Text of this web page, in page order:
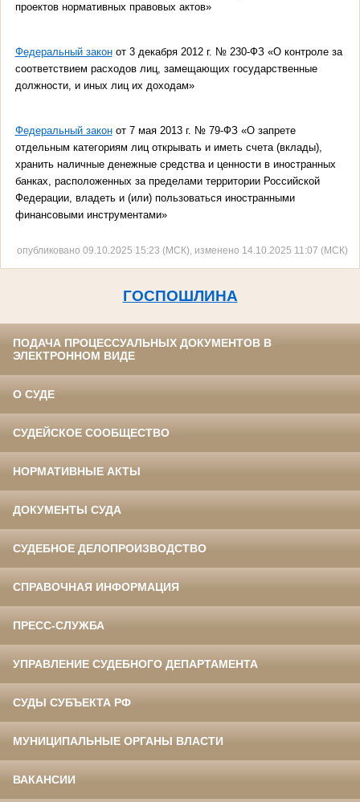
проектов нормативных правовых актов»
Федеральный законот 3 декабря 2012 г. № 230-ФЗ «О контроле за
соответствием расходов лиц, замещающих государственные
должности, и иных лиц их доходам»
Федеральный законот 7 мая 2013 г. № 79-ФЗ «О запрете
отдельным категориям лиц открывать и иметь счета (вклады),
хранить наличные денежные средства и ценности в иностранных
банках, расположенных за пределами территории Российской
Федерации, владеть и (или) пользоваться иностранными
финансовыми инструментами»
опубликовано 09.10.2025 15:23 (МСК), изменено 14.10.2025 11:07 (МСК)
ГОСПОШЛИНА
ПОДАЧА ПРОЦЕССУАЛЬНЫХ ДОКУМЕНТОВ В
ЭЛЕКТРОННОМ ВИДЕ
О СУДЕ
СУДЕЙСКОЕ СООБЩЕСТВО
НОРМАТИВНЫЕ АКТЫ
ДОКУМЕНТЫ СУДА
СУДЕБНОЕ ДЕЛОПРОИЗВОДСТВО
СПРАВОЧНАЯ ИНФОРМАЦИЯ
ПРЕСС-СЛУЖБА
УПРАВЛЕНИЕ СУДЕБНОГО ДЕПАРТАМЕНТА
СУДЫ СУБЪЕКТА РФ
МУНИЦИПАЛЬНЫЕ ОРГАНЫ ВЛАСТИ
ВАКАНСИИ